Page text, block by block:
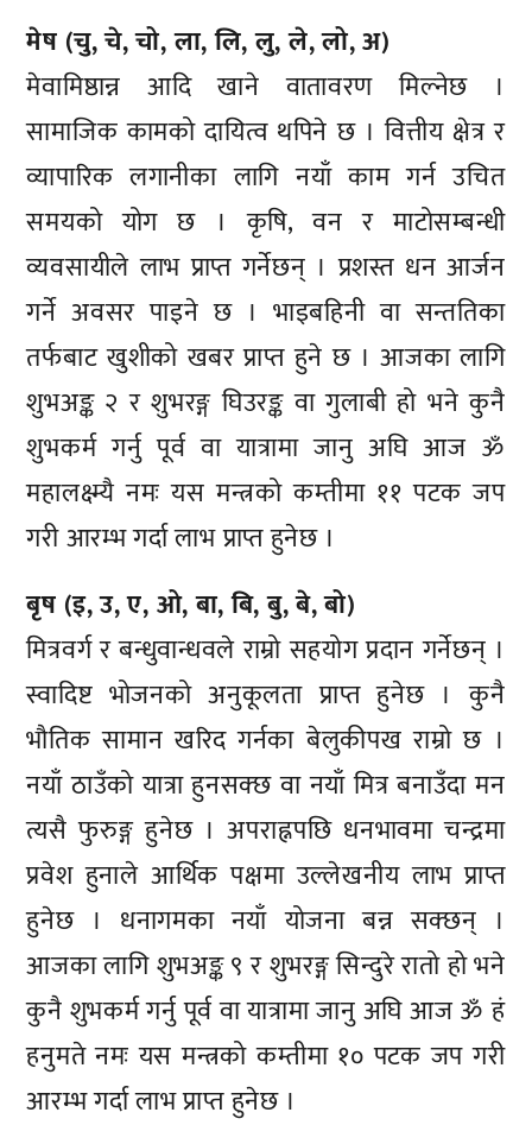
मेष (चु, चे, चो, ला, लि, लु, ले, लो, अ)
मेवामिष्ठान्न आदि खाने वातावरण मिल्नेछ ।
सामाजिक कामको दायित्व थपिने छ । वित्तीय क्षेत्र र
व्यापारिक लगानीका लागि नयाँ काम गर्न उचित
समयको योग छ । कृषि, वन र माटोसम्बन्धी
व्यवसायीले लाभ प्राप्त गर्नेछन् । प्रशस्त धन आर्जन
गर्ने अवसर पाइने छ । भाइबहिनी वा सन्ततिका
तर्फबाट खुशीको खबर प्राप्त हुने छ । आजका लागि
शुभअङ्क २ र शुभरङ्ग घिउरङ्क वा गुलाबी हो भने कुनै
शुभकर्म गर्नु पूर्व वा यात्रामा जानु अघि आज ॐ
महालक्ष्म्यै नमः यस मन्त्रको कम्तीमा ११ पटक जप
गरी आरम्भ गर्दा लाभ प्राप्त हुनेछ ।
बृष (इ, उ, ए, ओ, बा, बि, बु, बे, बो)
मित्रवर्ग र बन्धुवान्धवले राम्रो सहयोग प्रदान गर्नेछन् ।
स्वादिष्ट भोजनको अनुकूलता प्राप्त हुनेछ । कुनै
भौतिक सामान खरिद गर्नका बेलुकीपख राम्रो छ ।
नयाँ ठाउँको यात्रा हुनसक्छ वा नयाँ मित्र बनाउँदा मन
त्यसै फुरुङ्ग हुनेछ । अपराह्नपछि धनभावमा चन्द्रमा
प्रवेश हुनाले आर्थिक पक्षमा उल्लेखनीय लाभ प्राप्त
हुनेछ । धनागमका नयाँ योजना बन्न सक्छन् ।
आजका लागि शुभअङ्क ९ र शुभरङ्ग सिन्दुरे रातो हो भने
कुनै शुभकर्म गर्नु पूर्व वा यात्रामा जानु अघि आज ॐ हं
हनुमते नमः यस मन्त्रको कम्तीमा १० पटक जप गरी
आरम्भ गर्दा लाभ प्राप्त हुनेछ ।